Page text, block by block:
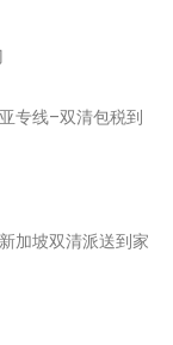
专线–双清包税到
加坡双清派送到家